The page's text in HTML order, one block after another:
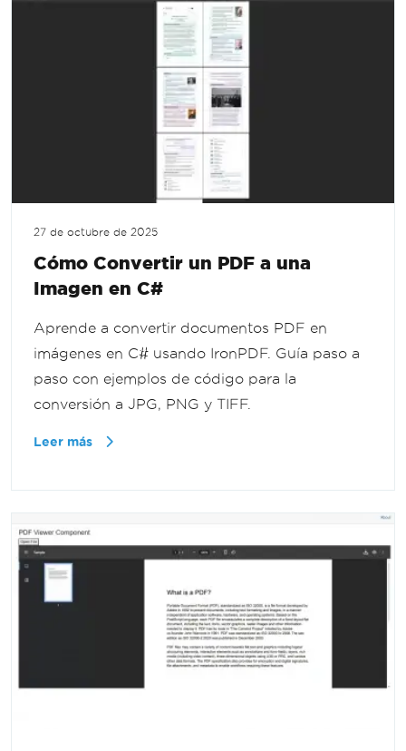
27 de octubre de 2025
Cómo Convertir un PDF a una
Imagen en C#
Aprende a convertir documentos PDF en
imágenes en C# usando IronPDF. Guía paso a
paso con ejemplos de código para la
conversión a JPG, PNG y TIFF.
Leer más